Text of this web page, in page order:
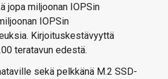
jopa miljoonan IOPSin
IOPSin
Kirjoituskestävyyttä
teratavun edestä.
sekä pelkkänä M.2 SSD-